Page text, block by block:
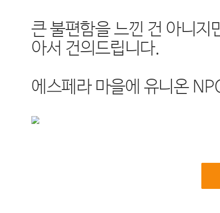
큰 불편함을 느낀 건 아니
아서 건의드립니다.
에스페라 마을에 유니온